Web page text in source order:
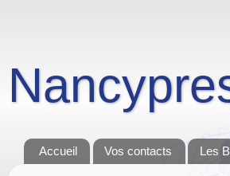
Accueil Vos contacts Les